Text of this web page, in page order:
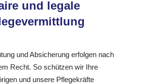
und legale
und Absicherung erfolgen nach
Recht. So schützen wir Ihre
und unsere Pflegekräfte